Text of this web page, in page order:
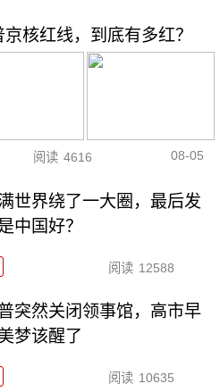
核红线，到底有多红？
阅读 4616 08-05
世界绕了一大圈，最后发
中国好？
阅读 12588
突然关闭领事馆，高市早
梦该醒了
阅读 10635